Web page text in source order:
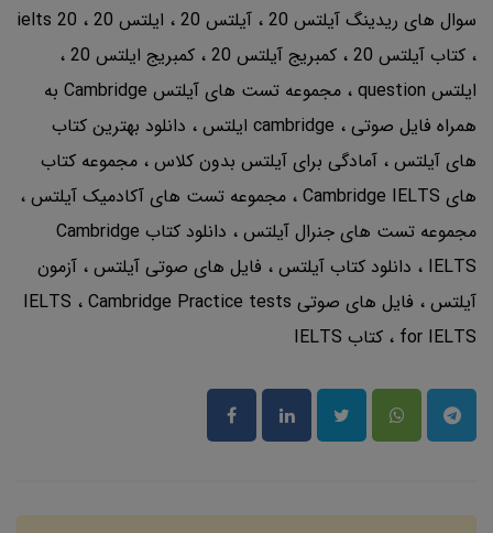
سوال های ریدینگ آیلتس 20
آیلتس 20 ایلتس 20
ielts 20
کتاب آیلتس 20
کمبریج آیلتس 20
کمبریج ایلتس 20
ایلتس question
مجموعه تست های آیلتس Cambridge به
همراه فایل صوتی
cambridge ایلتس
دانلود بهترین کتاب
های آیلتس آمادگی برای آیلتس بدون کلاس مجموعه کتاب
های Cambridge IELTS
مجموعه تست های آکادمیک آیلتس
مجموعه تست های جنرال آیلتس
دانلود کتاب Cambridge
IELTS
دانلود کتاب آیلتس فایل های صوتی آیلتس آزمون
آیلتس
فایل های صوتی IELTS Cambridge Practice tests
for IELTS
کتاب IELTS